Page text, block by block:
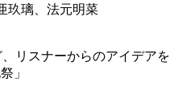
玖璃、法元明菜
リスナーからのアイデアを
」